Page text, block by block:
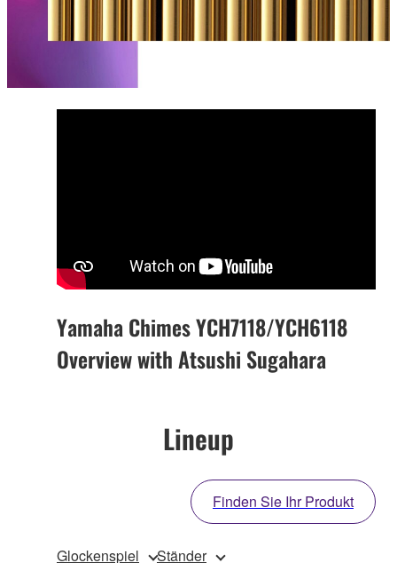
Yamaha Chimes YCH7118/YCH6118
Overview with Atsushi Sugahara
Lineup
Finden Sie Ihr Produkt
Glockenspiel
Ständer